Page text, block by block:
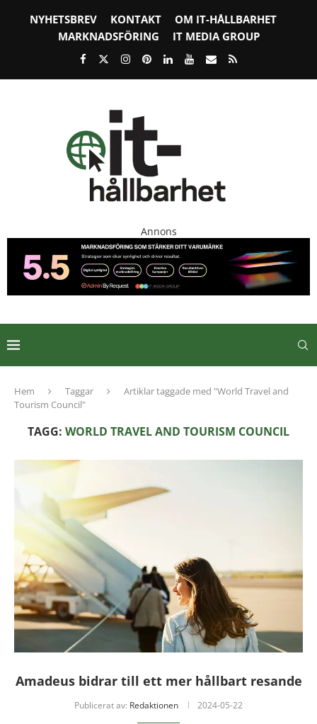
NYHETSBREV KONTAKT
OM IT-HÅLLBARHET
MARKNADSFÖRING
IT MEDIA GROUP
Annons
Hem Taggar
Artiklar taggade med "World Travel and
Tourism Council"
TAGG: WORLD TRAVEL AND TOURISM COUNCIL
Amadeus bidrar till ett mer hållbart resande
Publicerat av: Redaktionen 2024-05-22